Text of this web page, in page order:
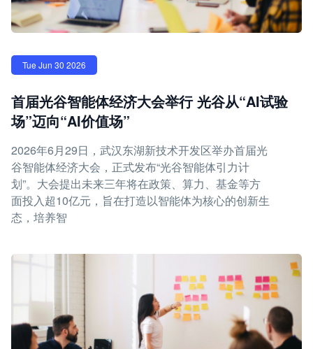
Tue Jun 30 2026
首届光谷智能体经济大会举行 光谷从“AI试验
场”迈向“AI价值场”
2026年6月29日，武汉东湖新技术开发区举办首届光
谷智能体经济大会，正式发布“光谷智能体引力计
划”。大会提出未来三年将在政策、算力、基金等方
面投入超10亿元，旨在打造以智能体为核心的创新生
态，培养智